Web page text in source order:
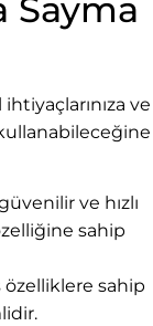
Sayma
ve
ve hızlı
sahip
özelliklere sahip